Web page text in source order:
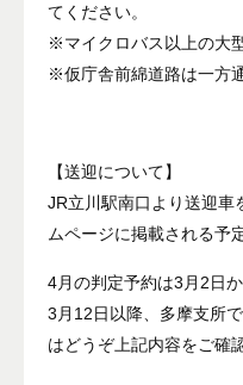
てください。
※マイクロバス以上の大
※仮庁舎前綿道路は一方
【送迎について】
JR立川駅南口より送迎車
ムページに掲載される予
4月の判定予約は3月2日
3月12日以降、多摩支所
はどうぞ上記内容をご確